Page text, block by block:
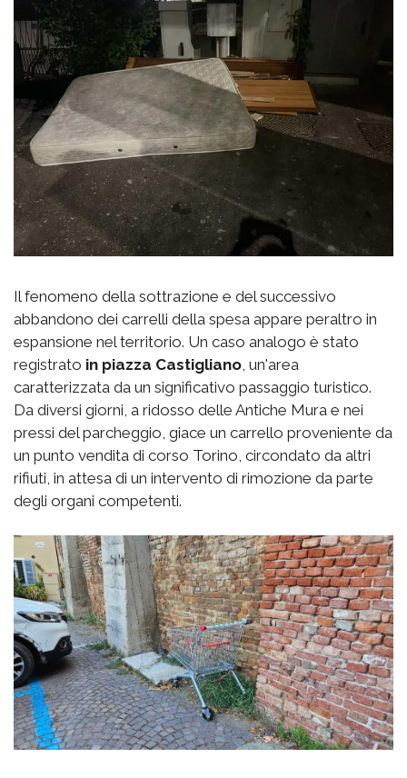
Il fenomeno della sottrazione e del successivo
abbandono dei carrelli della spesa appare peraltro in
espansione nel territorio. Un caso analogo è stato
registrato in piazza Castigliano, un'area
caratterizzata da un significativo passaggio turistico.
Da diversi giorni, a ridosso delle Antiche Mura e nei
pressi del parcheggio, giace un carrello proveniente da
un punto vendita di corso Torino, circondato da altri
rifiuti, in attesa di un intervento di rimozione da parte
degli organi competenti.